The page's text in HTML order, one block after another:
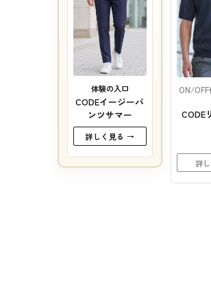
体験の入口
CODEイージーパ
ンツサマー
詳しく見る →
ON/OFF
CODE
詳